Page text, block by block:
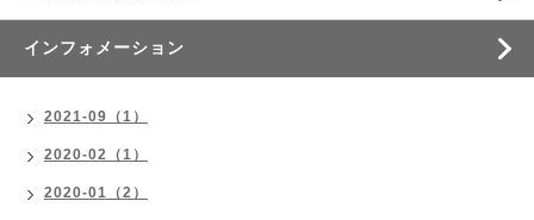
インフォメーション
2021-09（1）
2020-02（1）
2020-01（2）